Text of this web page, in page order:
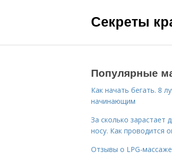
Секреты
Популярные
Как начать бегать. 8
начинающим
За сколько зарастает
носу. Как проводится
Отзывы о LPG-